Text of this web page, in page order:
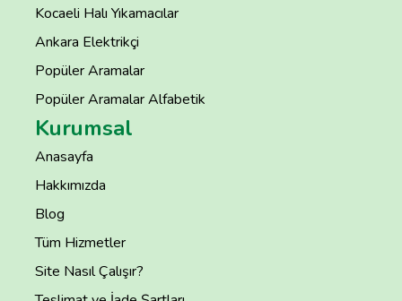
Kocaeli Halı Yıkamacılar
Ankara Elektrikçi
Popüler Aramalar
Popüler Aramalar Alfabetik
Kurumsal
Anasayfa
Hakkımızda
Blog
Tüm Hizmetler
Site Nasıl Çalışır?